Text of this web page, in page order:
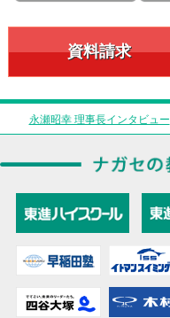
資料請求
永瀬昭幸 理事長インタビュー